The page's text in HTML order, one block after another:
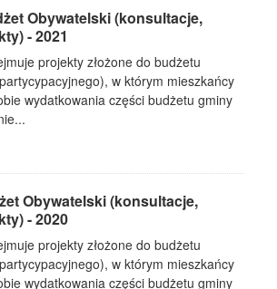
Obywatelski (konsultacje,
- 2021
projekty złożone do budżetu
w którym mieszkańcy
wydatkowania części budżetu gminy
Obywatelski (konsultacje,
- 2020
projekty złożone do budżetu
w którym mieszkańcy
wydatkowania części budżetu gminy